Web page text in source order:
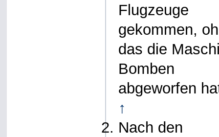
Flugzeuge
gekommen,
das die
Bomben
abgeworfen
↑
Nach den